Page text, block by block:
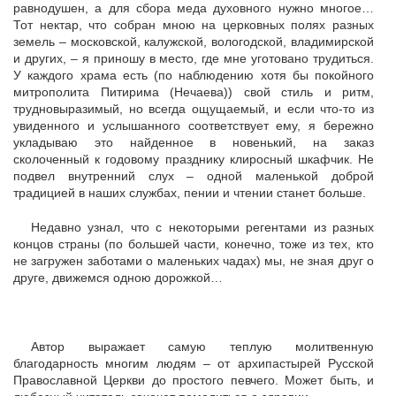
равнодушен, а для сбора меда духовного нужно многое…
Тот нектар, что собран мною на церковных полях разных
земель – московской, калужской, вологодской, владимирской
и других, – я приношу в место, где мне уготовано трудиться.
У каждого храма есть (по наблюдению хотя бы покойного
митрополита Питирима (Нечаева)) свой стиль и ритм,
трудновыразимый, но всегда ощущаемый, и если что-то из
увиденного и услышанного соответствует ему, я бережно
укладываю это найденное в новенький, на заказ
сколоченный к годовому празднику клиросный шкафчик. Не
подвел внутренний слух – одной маленькой доброй
традицией в наших службах, пении и чтении станет больше.
Недавно узнал, что с некоторыми регентами из разных
концов страны (по большей части, конечно, тоже из тех, кто
не загружен заботами о маленьких чадах) мы, не зная друг о
друге, движемся одною дорожкой…
Автор выражает самую теплую молитвенную
благодарность многим людям – от архипастырей Русской
Православной Церкви до простого певчего. Может быть, и